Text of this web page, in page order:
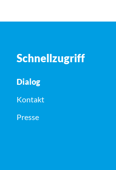
Schnellzugriff
Dialog
Kontakt
Presse